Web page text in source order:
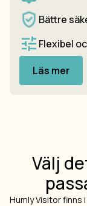
Bättre
Flexibel
Läs mer
Välj
Humly Visitor finns